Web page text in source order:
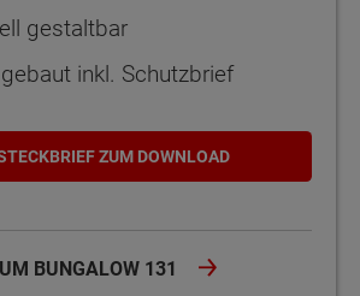
gestaltbar
inkl. Schutzbrief
ZUM DOWNLOAD
BUNGALOW 131